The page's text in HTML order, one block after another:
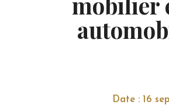
Date : 16